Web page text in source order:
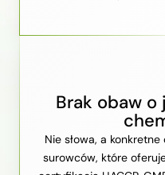
Brak obaw o
Nie słowa, a
surowców, które